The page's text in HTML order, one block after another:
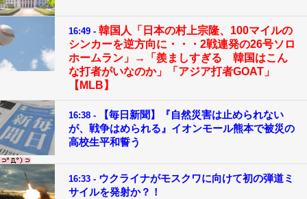
16:49 - 韓国人「日本の村上宗隆、100マイルの
シンカーを逆方向に・・・2戦連発の26号ソロ
ホームラン」→「羨ましすぎる 韓国はこん
な打者がいなのか」「アジア打者GOAT」
【MLB】
16:38 -
【毎日新聞】『自然災害は止められない
が、戦争はめられる』イオンモール熊本で被災の
高校生平和誓う
16:33 - ウクライナがモスクワに向けて初の弾道ミ
サイルを発射か？！